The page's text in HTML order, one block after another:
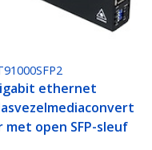
ethernet
met open SFP-sleuf